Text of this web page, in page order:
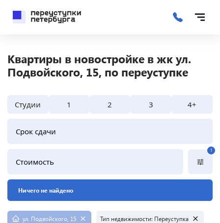
Квартиры в новостройке в жк ул.
Подвойского, 15, по переуступке
Студии 1 2 3 4+
Срок сдачи
Стоимость
1
Ничего не найдено
ул. Подвойского, 15 Тип недвижимости: Переуступка